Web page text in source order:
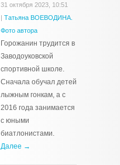
31 октября 2023, 10:51
| Татьяна ВОЕВОДИНА.
Фото автора
Горожанин трудится в
Заводоуковской
спортивной школе.
Сначала обучал детей
лыжным гонкам, а с
2016 года занимается
с юными
биатлонистами.
Далее →